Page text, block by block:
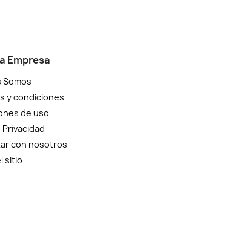
Empresa
Somos
y condiciones
de uso
Privacidad
con nosotros
sitio